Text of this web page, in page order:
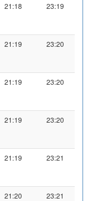
21:18 23:19
21:19 23:20
21:19 23:20
21:19 23:20
21:19 23:21
21:20 23:21